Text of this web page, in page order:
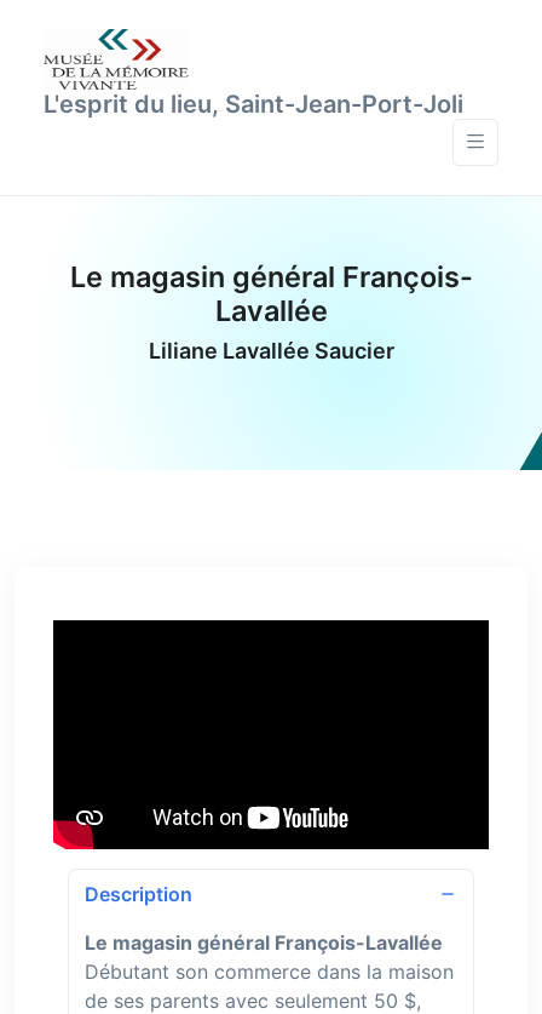
L'esprit du lieu, Saint-Jean-Port-Joli
Le magasin général François-
Lavallée
Liliane Lavallée Saucier
Description
Le magasin général François-Lavallée
Débutant son commerce dans la maison
de ses parents avec seulement 50 $,